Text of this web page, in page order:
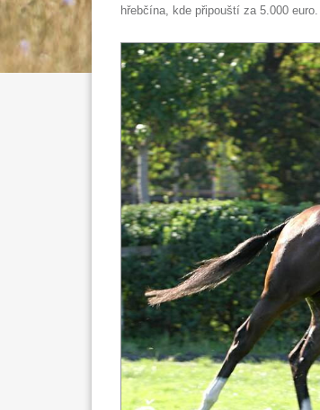
hřebčína, kde připouští za 5.000 euro.